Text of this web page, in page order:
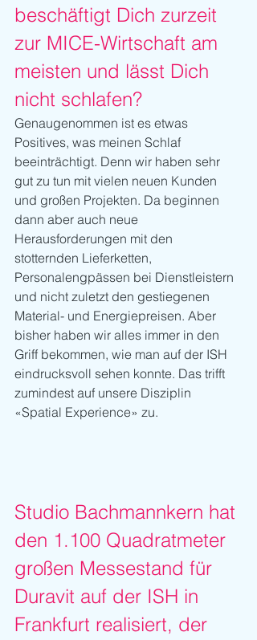
beschäftigt Dich zurzeit
zur MICE-Wirtschaft am
meisten und lässt Dich
nicht schlafen?
Genaugenommen ist es etwas
Positives, was meinen Schlaf
beeinträchtigt. Denn wir haben sehr
gut zu tun mit vielen neuen Kunden
und großen Projekten. Da beginnen
dann aber auch neue
Herausforderungen mit den
stotternden Lieferketten,
Personalengpässen bei Dienstleistern
und nicht zuletzt den gestiegenen
Material- und Energiepreisen. Aber
bisher haben wir alles immer in den
Griff bekommen, wie man auf der ISH
eindrucksvoll sehen konnte. Das trifft
zumindest auf unsere Disziplin
«Spatial Experience» zu.
Studio Bachmannkern hat
den 1.100 Quadratmeter
großen Messestand für
Duravit auf der ISH in
Frankfurt realisiert, der